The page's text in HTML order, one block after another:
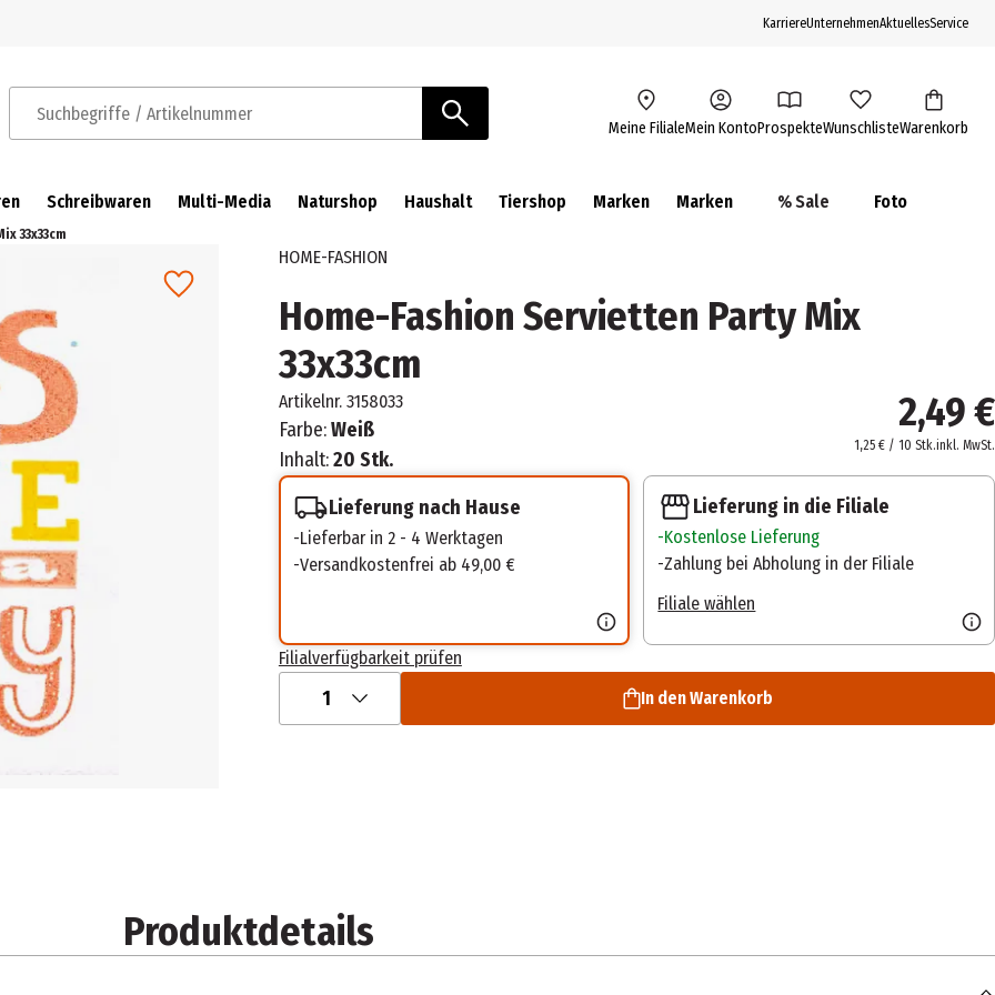
KarriereUnternehmenAktuellesService
Suchbegriffe / Artikelnummer Meine FilialeMein KontoProspekteWunschlisteWarenkorb
Schreibwaren Multi-Media Naturshop Haushalt Tiershop Marken Marken % Sale Foto
33x33cm
HOME-FASHION
Home-Fashion Servietten Party Mix
33x33cm
Artikelnr. 3158033
Farbe:Weiß
Inhalt:20 Stk.
2,49 €
1,25 € / 10 Stk.inkl. MwSt.
Lieferung nach Hause
Lieferbar in 2 - 4 Werktagen
Versandkostenfrei ab 49,00 €
Lieferung in die Filiale
Kostenlose Lieferung
Zahlung bei Abholung in der Filiale
Filiale wählen
Filialverfügbarkeit prüfen
1 In den Warenkorb
Produktdetails